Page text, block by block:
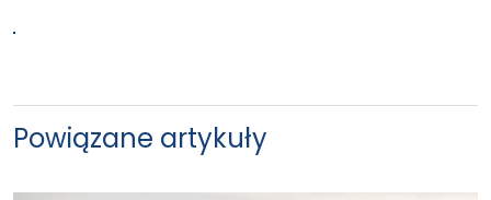
Powiązane artykuły